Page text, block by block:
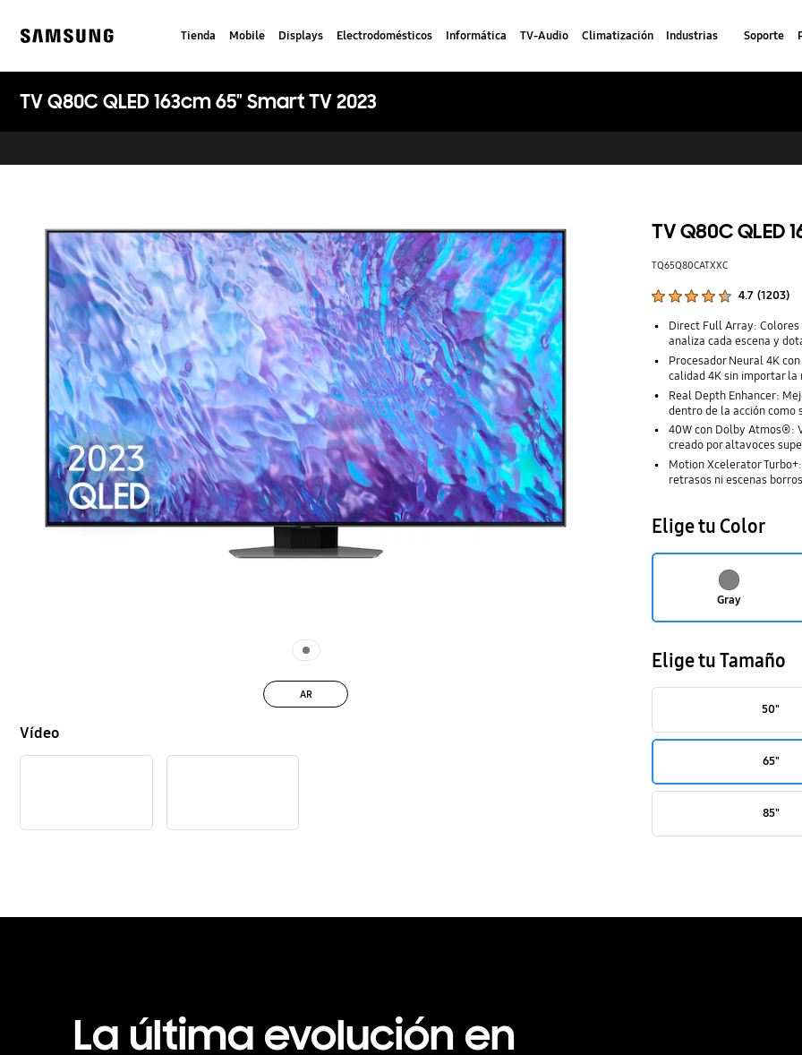
content
Tienda Mobile Displays Electrodomésticos Informática TV-Audio Climatización Industrias Soporte
TV Q80C QLED 163cm 65" Smart TV 2023
AR
Vídeo
TV Q80C QLED
TQ65Q80CATXXC
4.7 (1203)
Direct Full Array:
analiza cada escena y
Procesador Neural 4K
calidad 4K sin importar la
Real Depth Enhancer:
dentro de la acción como
40W con Dolby Atmos®:
creado por altavoces
Motion Xcelerator
retrasos ni escenas
Elige tu Color
Gray
Elige tu Tamaño
50"
65"
85"
La última evolución en